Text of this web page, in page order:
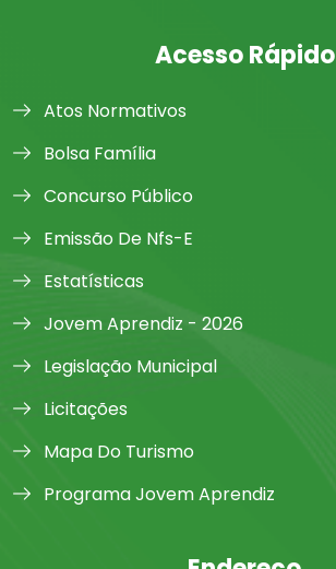
Acesso Rápido
Atos Normativos
Bolsa Família
Concurso Público
Emissão De Nfs-E
Estatísticas
Jovem Aprendiz - 2026
Legislação Municipal
Licitações
Mapa Do Turismo
Programa Jovem Aprendiz